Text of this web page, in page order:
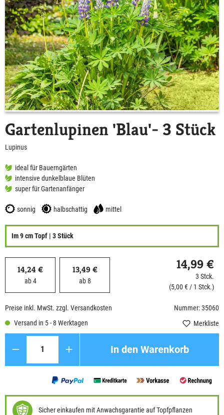
Gartenlupinen 'Blau'- 3 Stück
Lupinus
ideal für Bauerngärten
intensive dunkelblaue Blüten
super für Gartenanfänger
sonnig halbschattig mittel
Im 9 cm Topf | 3 Stück
14,24 €
ab 4
13,49 €
ab 8
14,99 €
3 Stck.
(5,00 € / 1 Stck.)
Preise inkl. MwSt. zzgl. Versandkosten
Nummer: 35060
Versand in 5 - 8 Werktagen
Merkliste
In den Warenkorb
Sicher einkaufen mit Anwachsgarantie auf Topfpflanzen